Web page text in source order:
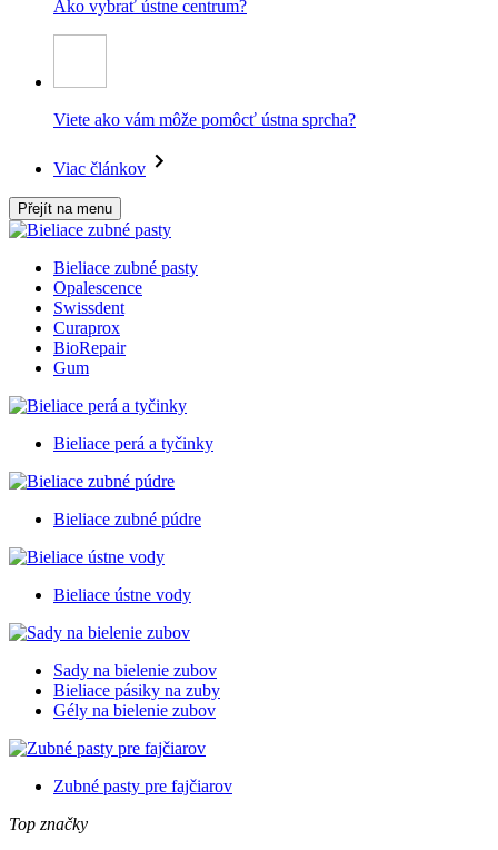
Ako vybrať ústne centrum?
Viete ako vám môže pomôcť ústna sprcha?
Viac článkov
Přejít na menu
Bieliace zubné pasty
Opalescence
Swissdent
Curaprox
BioRepair
Gum
Bieliace perá a tyčinky
Bieliace zubné púdre
Bieliace ústne vody
Sady na bielenie zubov
Bieliace pásiky na zuby
Gély na bielenie zubov
Zubné pasty pre fajčiarov
Top značky